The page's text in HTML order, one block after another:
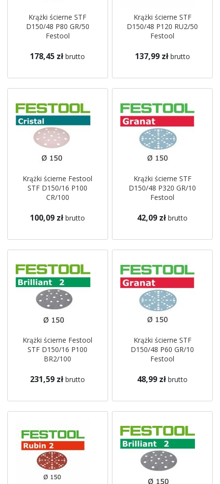
Krążki ścierne STF
D150/48 P80 GR/50
Festool
178,45 zł brutto
Krążki ścierne STF
D150/48 P120 RU2/50
Festool
137,99 zł brutto
Krążki ścierne Festool
STF D150/16 P100
CR/100
100,09 zł brutto
Krążki ścierne STF
D150/48 P320 GR/10
Festool
42,09 zł brutto
Krążki ścierne Festool
STF D150/16 P100
BR2/100
231,59 zł brutto
Krążki ścierne STF
D150/48 P60 GR/10
Festool
48,99 zł brutto